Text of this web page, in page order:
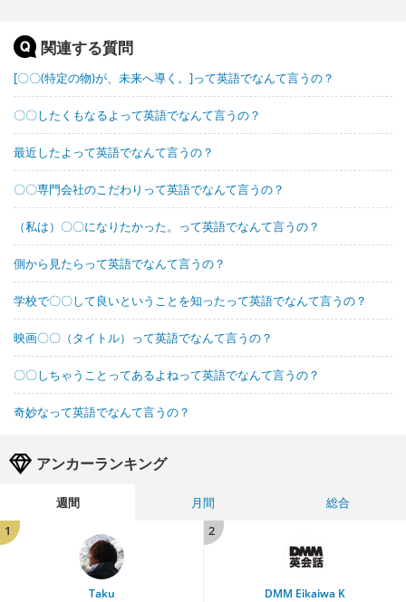
関連する質問
[〇〇(特定の物)が、未来へ導く。]って英語でなんて言うの？
〇〇したくもなるよって英語でなんて言うの？
最近したよって英語でなんて言うの？
〇〇専門会社のこだわりって英語でなんて言うの？
（私は）〇〇になりたかった。って英語でなんて言うの？
側から見たらって英語でなんて言うの？
学校で〇〇して良いということを知ったって英語でなんて言うの？
映画〇〇（タイトル）って英語でなんて言うの？
〇〇しちゃうことってあるよねって英語でなんて言うの？
奇妙なって英語でなんて言うの？
アンカーランキング
週間 月間
総合
1
Taku
2
DMM Eikaiwa K